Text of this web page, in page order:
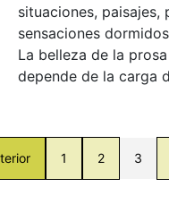
situaciones, paisajes,
sensaciones
La belleza de la
depende de la carga
1 2 3